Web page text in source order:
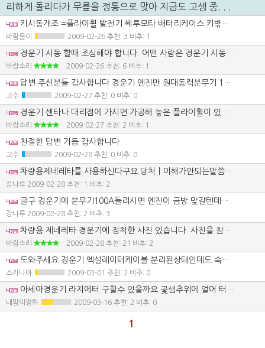
리하게 돌리다가 무릎을 정통으로 맞아 지금도 고생 중. . .
키시동개조 =플라이휠 발전기 쎄루모타 배터리케이스 키밖스 라이트전구(12)볼트 쎄루모타다이 배선교체 35만원정도(부품값만) 약간 어려우실텐대???????????//
바람돌이 2009-02-26 추천: 3 비추: 1
경운기 시동 할때 조심해야 합니다. 어떤 사람은 경운기 시동걸다가 스타칭으로 치아를 때려버려서 치아 빠졌다네요. 저도 시동걸다가 잘못하여 하마터면 킥으로 살짝 맞은적도 있고, 턱을 연료통에 부딪힌적도 있습니다. 지금은 셀 모터로 교체하여 킥으로 시동할일이 없지만 경운기 스타칭으로 시동할때 조심해야 하며, 경운기 운전도 조심해야 합니다. 자동차보다 어렵다는게 경운기 운전이거든요. 키시동 개조는 플라이휠 킥 시동용으로 가공하여 판매하니 기존휠은 반품하고 가공용 구입하면 되며, 세루모터와 키박스 있으면 될것이며, 제네레타는 차량용을 개조하여 장착해도 됩니다. 저희 경운기는 차량용으로 개조해서 사용중에 있습니다. 차량용을 장착해 놓으니 충전은 무지 잘됩니다. 경운기 시동용 핸들 시동할때 조심하시길 바라며, 왠만하면 셀 모터형으로 교체 하시고 경운기 브레이크 잘 듣게 하여서 운전하세요. 12미리 너트만 조여주면 되는건데, 그걸 조절할지 몰라서 사고로 이어지기도 하니 주의하여 운전하시길 바랍니다. 차량에 실고 다니면서 사용할려나 보죠? 저희도 차량용으로 하나 만들어야겠습니다. 기름값 비싸니 연비가 우수한 경운기용 엔진을 이용하여 방제작업을 하면 좋을것 같습니다.
바람소리 2009-02-26 추천: 6 비추: 1
답변 주신분들 감사합니다 경운기 엔진만 원대동력분무기 100A 를 연결해서 지게차로 내렸다 실었다 합니다 생각보다 부품값이 많이 들어가네요...공임포함하면...중고로 하나 바꾸는 것이 현실적 인것 같군요 바람소리님께 문의드립니다. 1.플라이휠은 기존것을 반품을 받아주고 킥시동용으로 교체 해 주는 곳이 대리점 인가요? 2.제네레다는 어떤 차량용으로 스면 되는지요? 바쁘시더라도 답변 좀 부탁드립니다.
고수 2009-02-27 추천: 0 비추: 0
경운기 센타나 대리점에 가시면 가공해 놓은 플라이휠이 있을것입니다. 그게 없다면 님께서 가지고 있는 플라이휠을 맡기시면 가공해 줄것입니다. 제네레타는 차량용 아무거나 장착하면 될것입니다. 폐차장에 가셔서 승용차에 사용하는 제네레타를 구입해서 장착하시길 바랍니다. 승용차 제네레타가 가격이 더 저렴하게 판매를 하더군요. 재생용도 폐품이 없으면 1톤 화물차 보단 승용차용 제네레타가 더 저렴합니다. 1톤 차량용이 비싼 이유는 엔진을 재생하는데, 제네레타가 부족하기 때문에 그런것 같습니다. 제네레타 장착 하신다면 12볼트 전원을 공급해 줘야 발전이 됩니다. 전원 공급이 되지 않으면 발전이 되지 않으니 참고 하시길 바랍니다. 전원이 정상적으로 공급되면 제네레타 벨트풀리가 자석이 됩니다. 공급을 끊으면 자석이 안됩니다. 전원을 공급했는데도 자석이 되지 않는다면 충전이 되지 않습니다. 그런데 트랙터는 기종에 따라서 다르겠지만 벨트풀리의 자석 여부와 상관없는것 같더군요.
바람소리 2009-02-27 추천: 2 비추: 1
친절한 답변 거듭 감사합니다
고수 2009-02-28 추천: 0 비추: 0
차량용제네레타를 사용하신다구요 당처ㅣ이해가안되는말씀을 플리이휠을 반품을. 에구에구 개조를 해 보신분이 맞는지요 허 참,,,,,
강나루 2009-02-28 추천: 1 비추: 2
글구 경운기에 분무기100A돌리시면 엔진이 금방 맞갈텐데요 제네레타 차량용 아무거나 사용하면 된다구요 ,,그걸 어디에다가 고정합니까 본인은 1년에 키시동없는경운기개조 3대이상합니다 전문지식이 업는일반인들이 레규레타 배선 연결할수 있을까요 플리이휠 반품장소좀 알려주세요 현재 떠어놓은거30개보관중 반품좀하게요 땡잡앗내 돈이얼마야 ???????????
강나루 2009-02-28 추천: 2 비추: 3
차량용 제네레타 경운기에 장착한 사진 있습니다. 사진을 참고 하시길 바랍니다. 농기계 평가 코너 검색창에서 호스릴 클릭해보세요. 거기에 제네레타 장착한 모습 보입니다. 레귤레타는 제네레타에 포함되어 있으니 별도로 레귤레타는 장착할 필요 없습니다. 키박스에서 나온 플러스선을 제네라타에 공급해주고요. 제네레타에서 발전된 전기는 밧데리 플러스선에 공급해주면 배선 작업은 완료된거나 다름없다고 생각하시면 됩니다. 너무도 간단하죠? 100a 동력 분무기는 감속장치를 이용하면 됩니다. 플라이휠은 반품이 아니라 그걸 가공해서 사용하면 정품 새것 구입하는것보다 저렴한 가격에 작업 할수 있다는 뜻입니다. 저희 지역은 대부분 가공해서 사용하고 있습니다.
바람소리 2009-02-28 추천: 21 비추: 2
도와주세요 경운기 엑설레이터케이블 분리된상태인데도 속도가무한정 올라가요 매연품으면서 엔진이터질것같이돌아 요 뭐가잘못인가요
스카니아 2009-03-01 추천: 2 비추: 0
아세아경운기 라지에터 구할수 있을까요 곷샘추위에 얼어 터졌네요
내맘의평화 2009-03-16 추천: 2 비추: 0
1